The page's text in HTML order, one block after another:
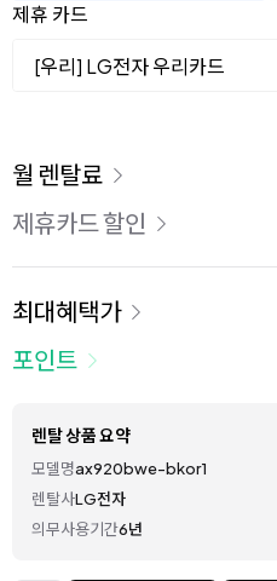
제휴 카드
[우리] LG전자 우리카드
이용 요금
월 렌탈료
제휴카드 할인
최대혜택가
포인트
렌탈 상품 요약
모델명ax920bwe-bkor1
렌탈사LG전자
의무사용기간6년